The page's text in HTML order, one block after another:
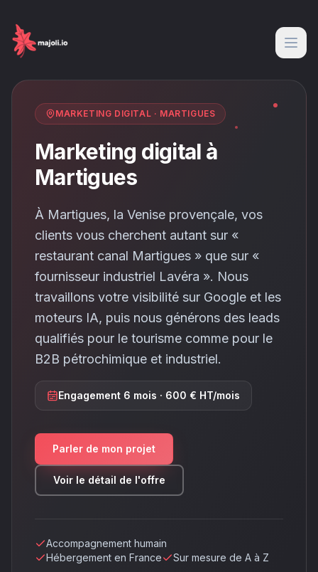
MARKETING DIGITAL · MARTIGUES
Marketing digital à
Martigues
À Martigues, la Venise provençale, vos
clients vous cherchent autant sur «
restaurant canal Martigues » que sur «
fournisseur industriel Lavéra ». Nous
travaillons votre visibilité sur Google et les
moteurs IA, puis nous générons des leads
qualifiés pour le tourisme comme pour le
B2B pétrochimique et industriel.
Engagement 6 mois · 600 € HT/mois
Parler de mon projet
Voir le détail de l'offre
Accompagnement humain
Hébergement en France
Sur mesure de A à Z